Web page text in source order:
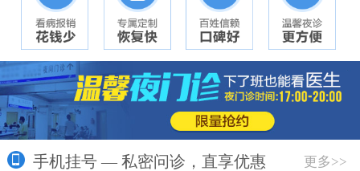
手机挂号 — 私密问诊，直享优惠 更多>>